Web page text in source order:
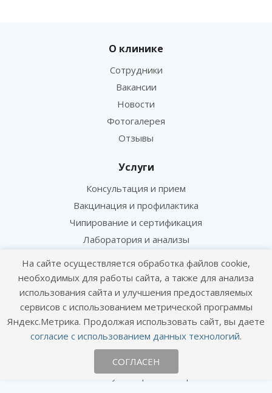
О клинике
Сотрудники
Вакансии
Новости
Фотогалерея
Отзывы
Услуги
Консультация и прием
Вакцинация и профилактика
Чипирование и сертификация
Лаборатория и анализы
Информация
Цены
Статьи
Политика конфиденциальности
Согласие посетителя сайта на обработку персональных данных
Согласие на получение рекламных рассылок
На сайте осуществляется обработка файлов cookie,
необходимых для работы сайта, а также для анализа
использования сайта и улучшения предоставляемых
сервисов с использованием метрической программы
Яндекс.Метрика. Продолжая использовать сайт, вы даете
согласие с использованием данных технологий.
СОГЛАСЕН